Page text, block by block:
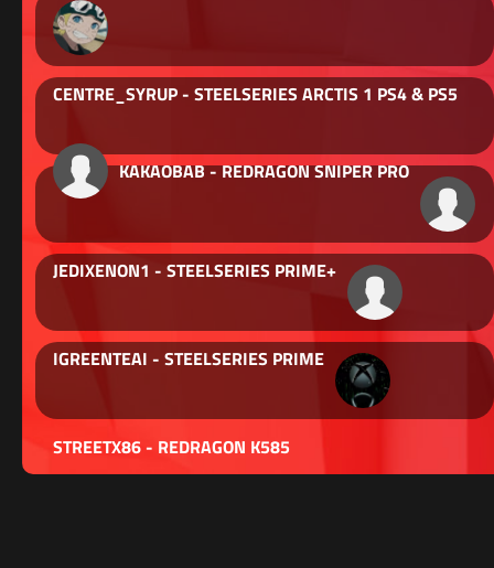
CENTRE_SYRUP - STEELSERIES ARCTIS 1 PS4 & PS5
KAKAOBAB - REDRAGON SNIPER PRO
JEDIXENON1 - STEELSERIES PRIME+
IGREENTEAI - STEELSERIES PRIME
STREETX86 - REDRAGON K585